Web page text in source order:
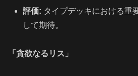
評価: タイプデッキにおける重
して期待。
「貪欲なるリス」